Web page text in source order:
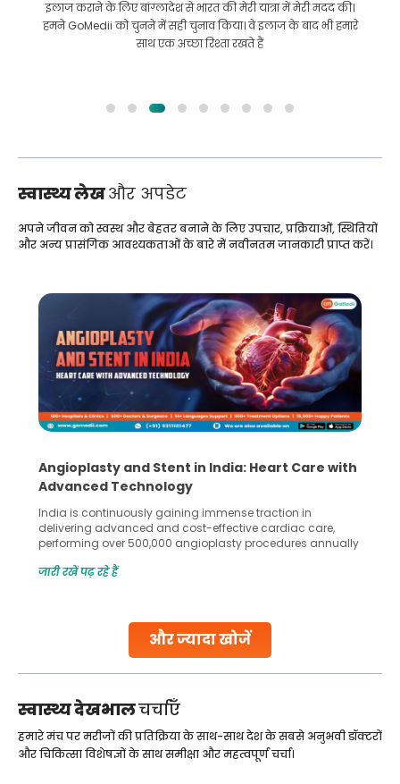
इलाज कराने के लिए बांग्लादेश से भारत की मेरी यात्रा में मेरी मदद की।
हमने GoMedii को चुनने में सही चुनाव किया। वे इलाज के बाद भी हमारे
साथ एक अच्छा रिश्ता रखते हैं
स्वास्थ्य लेखऔर अपडेट
और ज्यादा खोजें
अपने जीवन को स्वस्थ और बेहतर बनाने के लिए उपचार, प्रक्रियाओं, स्थितियों
और अन्य प्रासंगिक आवश्यकताओं के बारे में नवीनतम जानकारी प्राप्त करें।
5 Essential Steps for Effective Human Sperm
Collection and Processing Methods
Human sperm collection and processing are critical steps
in advanced reproductive techniques like In Vitro
Fertilization (IVF) and intrauterine insemination (IUI). These
challenges and help couples achieve their dream of
collected, they process the
जारी रखें पढ़ रहे हैं
स्वास्थ्य देखभालचर्चाएँ
हमारे मंच पर मरीजों की प्रतिक्रिया के साथ-साथ देश के सबसे अनुभवी डॉक्टरों
और चिकित्सा विशेषज्ञों के साथ समीक्षा और महत्वपूर्ण चर्चा।